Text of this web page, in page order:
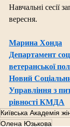
Навчальні сесії
вересня.
Марина Хонда
Департамент
ветеранської
Новий
Управління з
рівності КМДА
Київська Академія
Олена Юзькова